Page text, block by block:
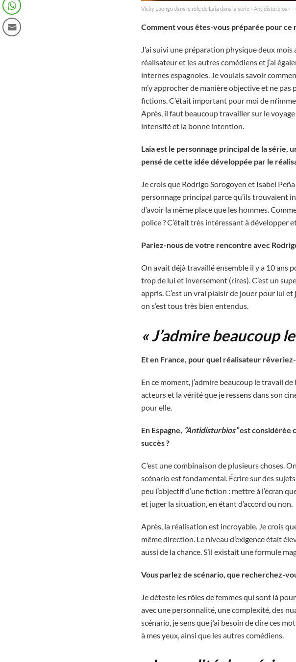
Vicky Luengo dans le rôle de Laia dans la série « Antidisturbios »
Comment vous êtes-vous préparée pour ce
J’ai suivi une préparation physique deux
réalisateur et les autres comédiens et j’ai
internes espagnoles. Je voulais savoir
m’y approcher de manière objective et ne
fictions. C’était important pour moi de
Après, il faut beaucoup travailler sur le
intensité et la bonne intention.
Laia est le personnage principal de la série,
pensé de cette idée développée par le
Je crois que Rodrigo Sorogoyen et Isabel
personnage principal parce qu’ils trouvaient
d’avoir la même place que les hommes.
police ? C’était très intéressant à développer
Parlez-nous de votre rencontre avec
On avait déjà travaillé ensemble il y a 10 ans
trop de lui et inversement (rires). C’est un
appris. C’est un vrai plaisir de jouer pour lui
on s’est tous très bien entendus.
« J’admire beaucoup
Et en France, pour quel réalisateur
En ce moment, j’admire beaucoup le travail
acteurs et la vérité que je ressens dans son
pour elle.
En Espagne, “Antidisturbios”est considérée
succès ?
C’est une combinaison de plusieurs choses.
scénario est fondamental. Écrire sur des
peu l’objectif d’une fiction : mettre à l’écran
et juger la situation, en étant d’accord ou non.
Après, la réalisation est incroyable. Je crois
même direction. Le niveau d’exigence était
aussi de la chance. S’il existait une formule
Vous parlez de scénario, que recherchez-
Je déteste les rôles de femmes qui sont là
avec une personnalité, une complexité, des
scénario, je sens que j’ai besoin de dire ces
à mes yeux, ainsi que les autres comédiens.